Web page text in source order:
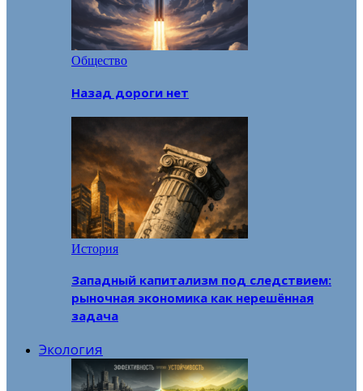
Общество
Назад дороги нет
История
Западный капитализм под следствием:
рыночная экономика как нерешённая
задача
Экология